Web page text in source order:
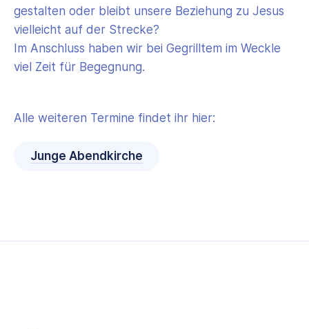
gestalten oder bleibt unsere Beziehung zu Jesus
vielleicht auf der Strecke?
Im Anschluss haben wir bei Gegrilltem im Weckle
viel Zeit für Begegnung.
Alle weiteren Termine findet ihr hier:
Junge Abendkirche